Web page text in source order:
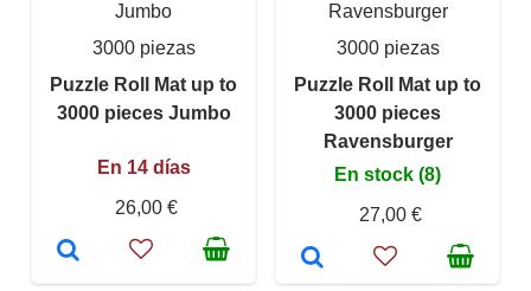
Jumbo
3000 piezas
Puzzle Roll Mat up to
3000 pieces Jumbo
En 14 días
26,00 €
Ravensburger
3000 piezas
Puzzle Roll Mat up to
3000 pieces
Ravensburger
En stock (8)
27,00 €